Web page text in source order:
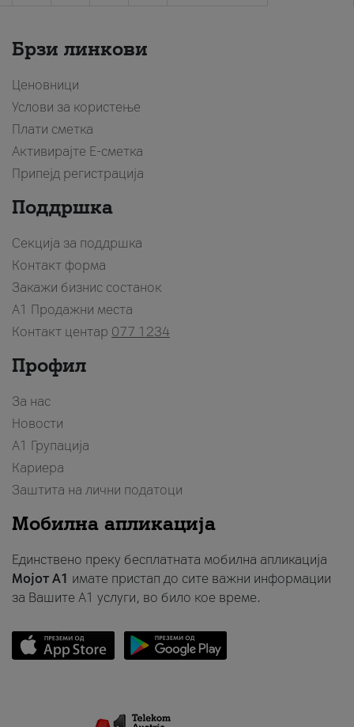
Брзи линкови
Ценовници
Услови за користење
Плати сметка
Активирајте Е-сметка
Припејд регистрација
Поддршка
Секција за поддршка
Контакт форма
Закажи бизнис состанок
A1 Продажни места
Контакт центар 077 1234
Профил
За нас
Новости
А1 Групација
Кариера
Заштита на лични податоци
Мобилна апликација
Единствено преку бесплатната мобилна апликација
Мојот A1 имате пристап до сите важни информации
за Вашите A1 услуги, во било кое време.